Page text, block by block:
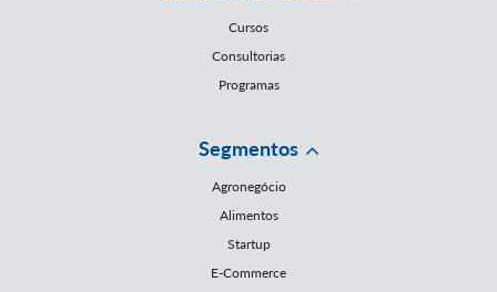
Cursos
Consultorias
Programas
Segmentos
Agronegócio
Alimentos
Startup
E-Commerce